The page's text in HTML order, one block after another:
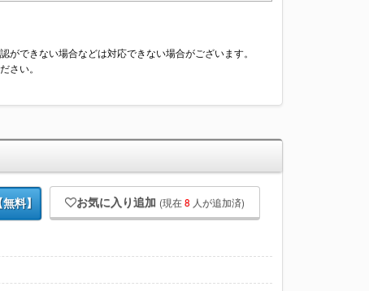
できない場合などは対応できない場合がございます。
さい。
料】 お気に入り追加 (現在8 人が追加済)